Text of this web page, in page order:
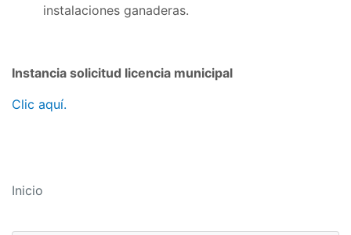
instalaciones ganaderas.
Instancia solicitud licencia municipal
Clic aquí.
Inicio